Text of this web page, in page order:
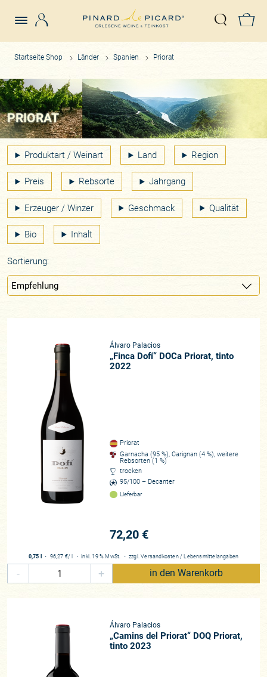
Suche
Startseite Shop Länder Spanien Priorat
PRIORAT
Produktart / Weinart Land Region
Preis Rebsorte Jahrgang
Erzeuger / Winzer Geschmack Qualität
Bio Inhalt
Sortierung:
Álvaro Palacios
„Finca Dofí“ DOCa Priorat, tinto
2022
Priorat
Garnacha (95 %), Carignan (4 %), weitere
Rebsorten (1 %)
trocken
95/100 – Decanter
Lieferbar
72,20 €
0,75 l ・ 96,27 €/ l ・inkl. 19 % MwSt. ・ zzgl.Versandkosten / Lebensmittelangaben
- + in den Warenkorb
Álvaro Palacios
„Camins del Priorat“ DOQ Priorat,
tinto 2023